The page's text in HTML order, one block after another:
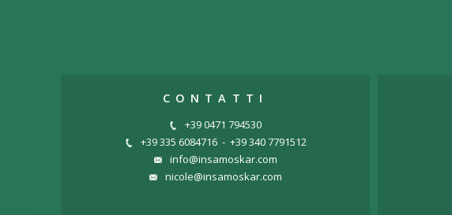
CONTATTI
+39 0471 794530
+39 335 6084716- +39 340 7791512
info@insamoskar.com
nicole@insamoskar.com